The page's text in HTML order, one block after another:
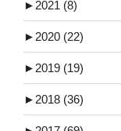
► 2021 (8)
► 2020 (22)
► 2019 (19)
► 2018 (36)